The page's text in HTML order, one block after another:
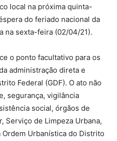
local na próxima quinta-
do feriado nacional da
na sexta-feira (02/04/21).
o ponto facultativo para os
administração direta e
Federal (GDF). O ato não
segurança, vigilância
social, órgãos de
Serviço de Limpeza Urbana,
Urbanística do Distrito